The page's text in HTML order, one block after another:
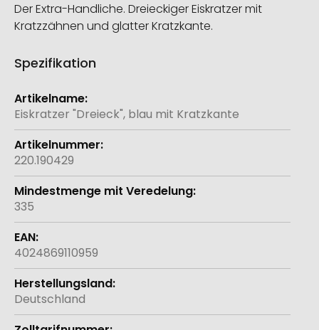
Der Extra-Handliche. Dreieckiger Eiskratzer mit
Kratzzähnen und glatter Kratzkante.
Spezifikation
Weitere
Informationen
Eiskratzer "Dreieck", blau mit Kratzkante
220.190429
335
4024869110959
Deutschland